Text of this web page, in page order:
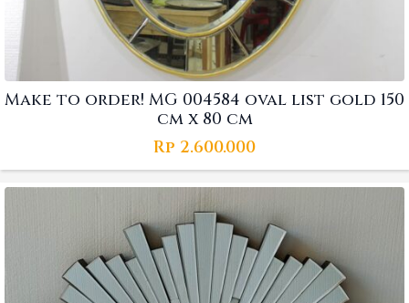
Make to order! MG 004584 oval list gold 150
cm x 80 cm
Rp 2.600.000